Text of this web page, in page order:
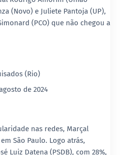
(Novo) e Juliete Pantoja (UP),
(PCO) que não chegou a
(Rio)
de 2024
nas redes, Marçal
São Paulo. Logo atrás,
Luiz Datena (PSDB), com 28%,